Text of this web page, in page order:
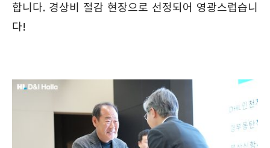
합니다. 경상비 절감 현장으로 선정되어 영광스럽습니
다!